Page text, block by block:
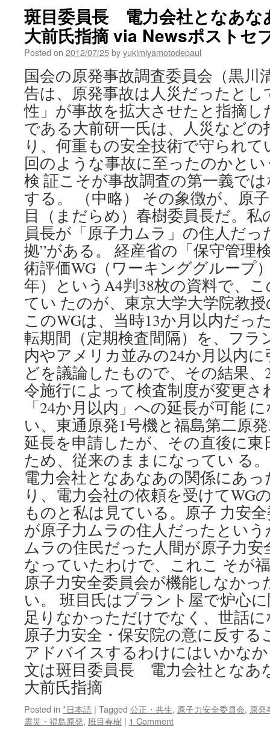
力
の
図
書
館:
廃
止
安
全
委
→
規
制
庁
に
引
き
継
が
れ
ず
via
毎
日
新
聞
斑目委員長 電力会社となあな
大前氏指摘 via Newsポストセ
Posted on 2012/07/25byyukimiyamotodepaul
国会の原発事故調査委員会（黒川
告は、原発事故は人災だったとし
性」が事故を拡大させたと指摘し
である大前研一氏は、人災など
り、何重もの安全技術で守られ
回のような事故に至ったのかと
検 証こそが事故調査の第一義で
する。 （中略） その象徴が、原
目（まだらめ）春樹委員長だ。私
員長が「原子力ムラ」の住人だっ
拠”がある。 経産省の「保守管
術評価WG（ワーキンググループ
年）というA4判38枚の資料で、
てい たのが、東京大学大学院教
このWGは、当時13か月以内だっ
転期間（定期検査間隔）を、フラ
内やアメリカ並みの24か月以内
どを議論したもので、その結果、
令施行によって検査制度が変更さ
「24か月以内」への延長が可能
い、東通原発1号機と福島第二原
延長を申請したが、その直後に
ため、従来のままになってい る
電力会社となあなあの関係にあっ
り、電力会社の依頼を受けてWG
ものと私は見ている。原子 力安
が原子力ムラの住人だったとい
ムラの住民だった人間が原子力安
なっていたわけで、これこ そが
原子力安全委員会が機能しなか
い。 班目氏はプラント屋で炉心
足りなかっただけでなく、世話
原子力安全・保安院の意に反する
アドバイスするわけにはいかな
文は斑目委員長 電力会社となあ
大前氏指摘
Posted in *日本語 | Tagged 公正・共生, 原子力安全委員会, 原発
震災・福島原発, 班目春樹 | 1 Comment